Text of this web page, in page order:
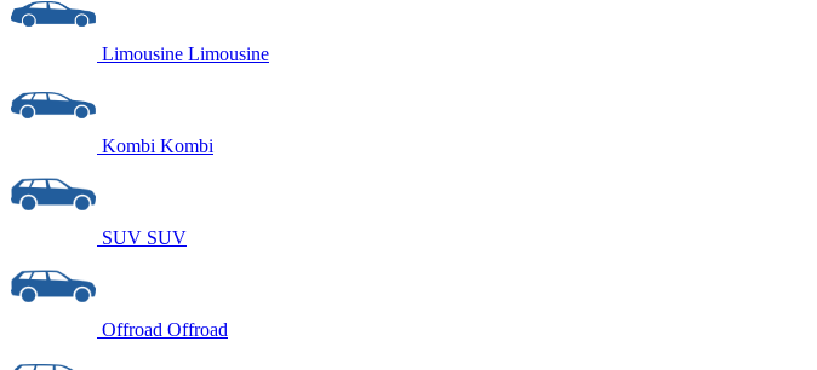
Limousine Limousine
Kombi Kombi
SUV SUV
Offroad Offroad